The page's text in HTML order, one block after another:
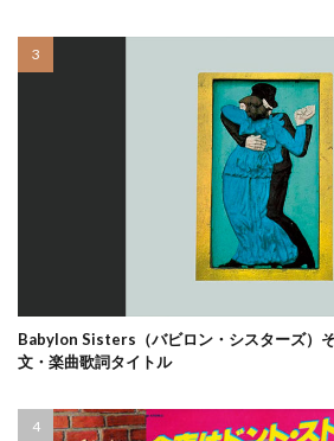
Babylon Sisters（バビロン・シスターズ）
文・楽曲歌詞タイトル